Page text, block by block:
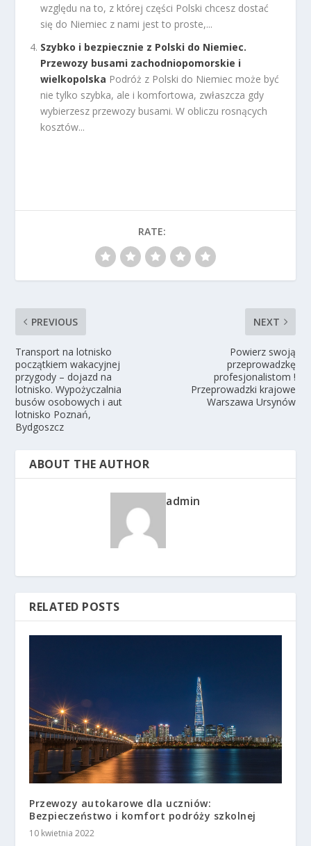
względu na to, z której części Polski chcesz dostać
się do Niemiec z nami jest to proste,...
Szybko i bezpiecznie z Polski do Niemiec.
Przewozy busami zachodniopomorskie i
wielkopolska Podróż z Polski do Niemiec może być
nie tylko szybka, ale i komfortowa, zwłaszcza gdy
wybierzesz przewozy busami. W obliczu rosnących
kosztów...
RATE:
PREVIOUS
Transport na lotnisko
początkiem wakacyjnej
przygody – dojazd na
lotnisko. Wypożyczalnia
busów osobowych i aut
lotnisko Poznań,
Bydgoszcz
NEXT
Powierz swoją
przeprowadzkę
profesjonalistom !
Przeprowadzki krajowe
Warszawa Ursynów
ABOUT THE AUTHOR
admin
RELATED POSTS
Przewozy autokarowe dla uczniów:
Bezpieczeństwo i komfort podróży szkolnej
10 kwietnia 2022